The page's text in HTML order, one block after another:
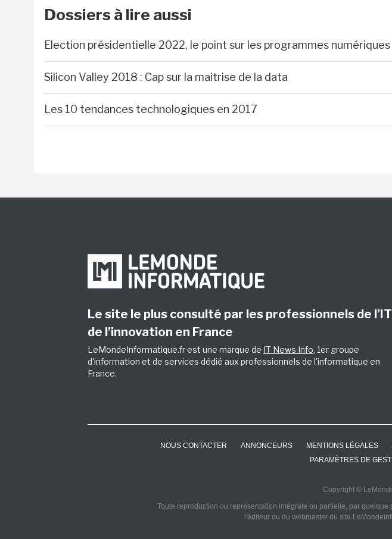
Dossiers à lire aussi
Election présidentielle 2022, le point sur les programmes numériques
Silicon Valley 2018 : Cap sur la maitrise de la data
Les 10 tendances technologiques en 2017
Le site le plus consulté par les professionnels de
de l’innovation en France
LeMondeInformatique.fr est une marque de IT News Info, 1er groupe
d'information et de services dédié aux professionnels de l'informatique en
France.
NOUS CONTACTER ANNONCEURS MENTIONS LÉGALES
PARAMÈTRES DE
Copyright ©
Toute reproduction ou représentation intégrale ou partielle, par
l'éditeur ou du webmaster du site